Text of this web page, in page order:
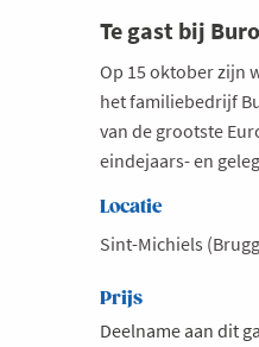
Te gast bij
Op 15 oktober zijn
het familiebedrijf
van de grootste
eindejaars- en
Locatie
Sint-Michiels
Prijs
Deelname aan dit